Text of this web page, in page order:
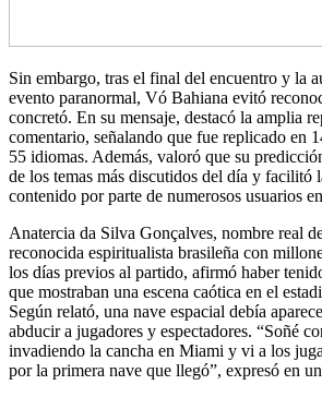
Sin embargo, tras el final del encuentro y la
evento paranormal, Vó Bahiana evitó
concretó. En su mensaje, destacó la amplia
comentario, señalando que fue replicado en
55 idiomas. Además, valoró que su
de los temas más discutidos del día y facilitó
contenido por parte de numerosos usuarios
Anatercia da Silva Gonçalves, nombre real
reconocida espiritualista brasileña con
los días previos al partido, afirmó haber
que mostraban una escena caótica en el
Según relató, una nave espacial debía
abducir a jugadores y espectadores. “Soñé
invadiendo la cancha en Miami y vi a los
por la primera nave que llegó”, expresó en